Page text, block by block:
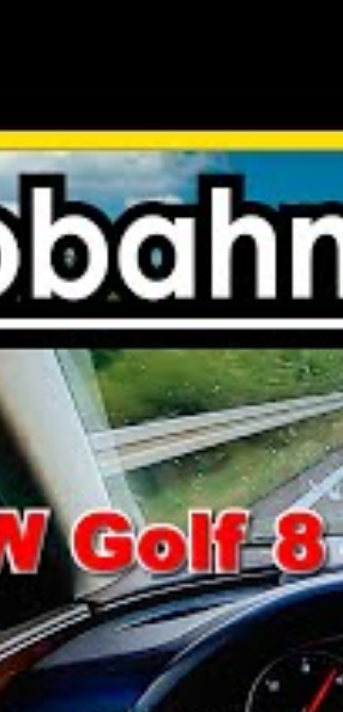
à vue. Son permis a été suspendu
La répression est devenue
a également conduit à une forte
qui pourrait aller jusqu’à des
la situation administrative,
où la densité du trafic impose
239 km/h : un
routière
de certains automobilistes qui
montrent une augmentation
location souvent utilisés sans
excès en intervenant rapidement.
de vitesse, notamment la perte